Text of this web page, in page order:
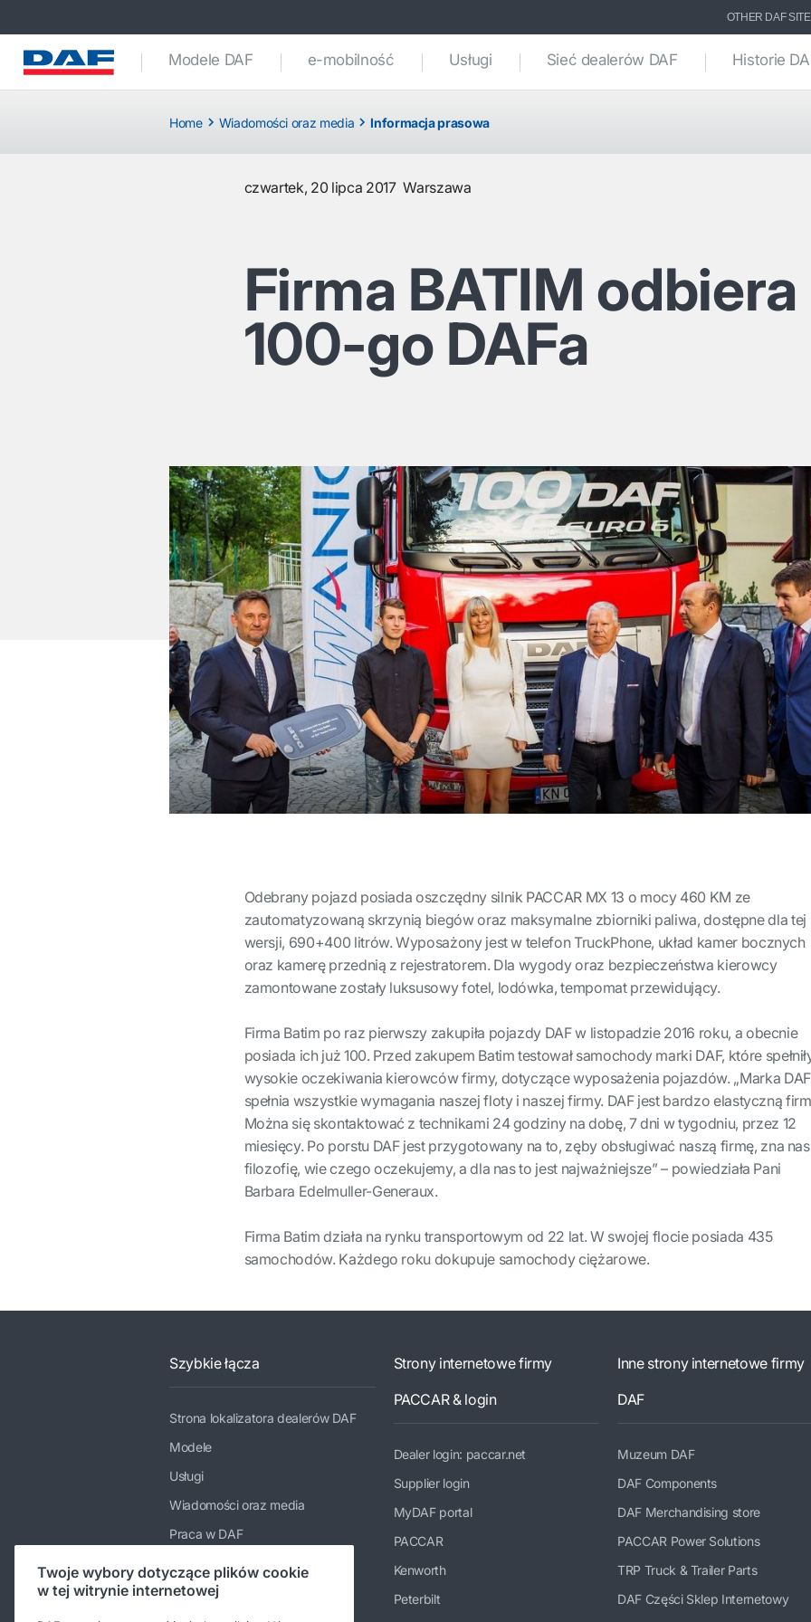
OTHER DAF
Modele DAF e-mobilność Usługi Sieć dealerów DAF Historie
Home Wiadomości oraz media Informacja prasowa
czwartek, 20 lipca 2017 Warszawa
Firma BATIM odbiera
100-go DAFa
Odebrany pojazd posiada oszczędny silnik PACCAR MX 13 o mocy 460 KM ze
zautomatyzowaną skrzynią biegów oraz maksymalne zbiorniki paliwa, dostępne dla tej
wersji, 690+400 litrów. Wyposażony jest w telefon TruckPhone, układ kamer bocznych
oraz kamerę przednią z rejestratorem. Dla wygody oraz bezpieczeństwa kierowcy
zamontowane zostały luksusowy fotel, lodówka, tempomat przewidujący.
Firma Batim po raz pierwszy zakupiła pojazdy DAF w listopadzie 2016 roku, a obecnie
posiada ich już 100. Przed zakupem Batim testował samochody marki DAF, które
wysokie oczekiwania kierowców firmy, dotyczące wyposażenia pojazdów. „Marka DAF
spełnia wszystkie wymagania naszej floty i naszej firmy. DAF jest bardzo elastyczną
Można się skontaktować z technikami 24 godziny na dobę, 7 dni w tygodniu, przez 12
miesięcy. Po porstu DAF jest przygotowany na to, zęby obsługiwać naszą firmę, zna
filozofię, wie czego oczekujemy, a dla nas to jest najważniejsze” – powiedziała Pani
Barbara Edelmuller-Generaux.
Firma Batim działa na rynku transportowym od 22 lat. W swojej flocie posiada 435
samochodów. Każdego roku dokupuje samochody ciężarowe.
Szybkie łącza
Strona lokalizatora dealerów DAF
Modele
Usługi
Wiadomości oraz media
Praca w DAF
Kontakt DAF Trucks Polska
Strony internetowe firmy
PACCAR & login
Dealer login: paccar.net
Supplier login
MyDAF portal
PACCAR
Kenworth
Peterbilt
Inne strony internetowe firmy
DAF
Muzeum DAF
DAF Components
DAF Merchandising store
PACCAR Power Solutions
TRP Truck & Trailer Parts
DAF Części Sklep Internetowy
Twoje wybory dotyczące plików cookie
w tej witrynie internetowej